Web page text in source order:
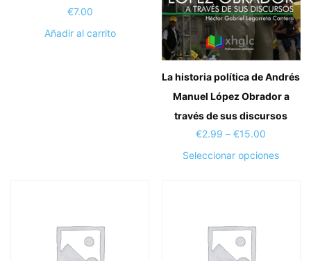
€7.00
Añadir al carrito
La historia política de Andrés
Manuel López Obrador a
través de sus discursos
€2.99 – €15.00
Seleccionar opcionesEste